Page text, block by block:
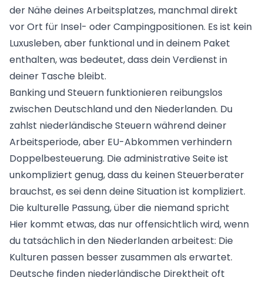
der Nähe deines Arbeitsplatzes, manchmal direkt
vor Ort für Insel- oder Campingpositionen. Es ist kein
Luxusleben, aber funktional und in deinem Paket
enthalten, was bedeutet, dass dein Verdienst in
deiner Tasche bleibt.
Banking und Steuern funktionieren reibungslos
zwischen Deutschland und den Niederlanden. Du
zahlst niederländische Steuern während deiner
Arbeitsperiode, aber EU-Abkommen verhindern
Doppelbesteuerung. Die administrative Seite ist
unkompliziert genug, dass du keinen Steuerberater
brauchst, es sei denn deine Situation ist kompliziert.
Die kulturelle Passung, über die niemand spricht
Hier kommt etwas, das nur offensichtlich wird, wenn
du tatsächlich in den Niederlanden arbeitest: Die
Kulturen passen besser zusammen als erwartet.
Deutsche finden niederländische Direktheit oft